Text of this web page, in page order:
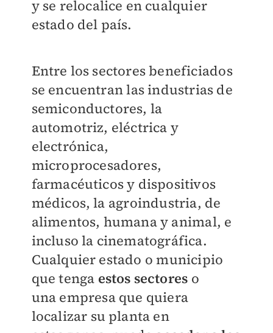
y se relocalice en cualquier
estado del país.
Entre los sectores beneficiados
se encuentranlas industrias de
semiconductores, la
automotriz, eléctrica y
electrónica,
microprocesadores,
farmacéuticos y dispositivos
médicos, la agroindustria, de
alimentos, humana y animal, e
incluso la cinematográfica.
Cualquier estado o municipio
que tenga estos sectores o
una empresa que quiera
localizar su planta en